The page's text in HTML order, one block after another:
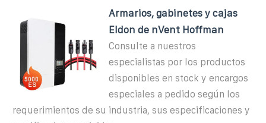
Armarios, gabinetes y cajas
Eldon de nVent Hoffman
Consulte a nuestros
especialistas por los productos
disponibles en stock y encargos
especiales a pedido según los
requerimientos de su industria, sus especificaciones y